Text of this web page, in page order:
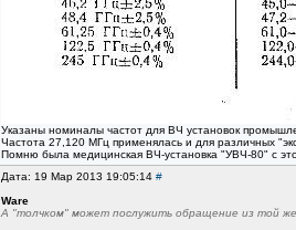
Указаны номиналы частот для ВЧ установок
Частота 27,120 МГц применялась и для различных
Помню была медицинская ВЧ-установка "УВЧ-80" с
Дата: 19 Мар 2013 19:05:14 #
Ware
А "толчком" может послужить обращение из той